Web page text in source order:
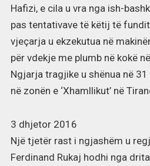
Hafizi, e cila u vra nga ish-
pas tentativave të këtij të fundit
vjeçarja u ekzekutua në
për vdekje me plumb në kokë
Ngjarja tragjike u shënua në
në zonën e ‘Xhamllikut’ në
3 dhjetor 2016
Një tjetër rast i ngjashëm u
Ferdinand Rukaj hodhi nga